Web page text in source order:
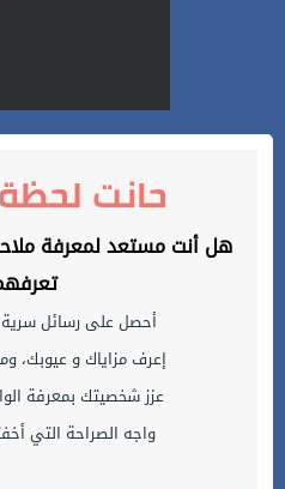
حانت
هل أنت مستعد لمعرفة
أحصل على رسائل سرية
إعرف مزاياك و عيوبك،
عزز شخصيتك بمعرفة
واجه الصراحة التي